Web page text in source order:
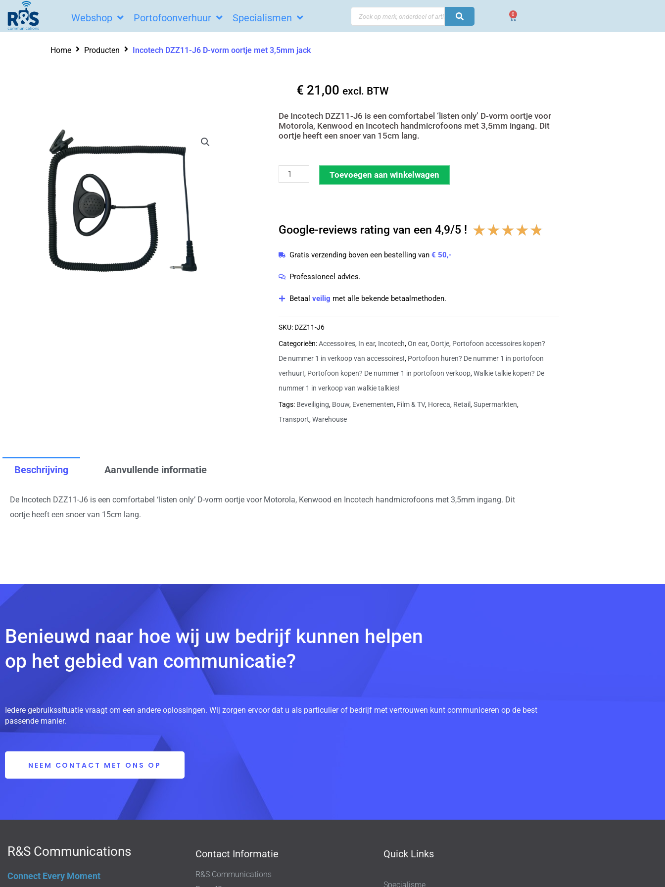
naar
Webshop Portofoonverhuur Specialismen
Search
...
0
Winkelwagen
Home Producten Incotech DZZ11-J6 D-vorm oortje met 3,5mm jack
€ 21,00 excl. BTW
De Incotech DZZ11-J6 is een comfortabel ‘listen only’ D-vorm oortje voor
Motorola, Kenwood en Incotech handmicrofoons met 3,5mm ingang. Dit
oortje heeft een snoer van 15cm lang.
Incotech
vorm
met
3,5mm
Toevoegen aan winkelwagen
Google-reviews rating van een 4,9/5 ! ★★★★★
Gratis verzending boven een bestelling van€ 50,-
Professioneel advies.
Betaalveilig met alle bekende betaalmethoden.
SKU: DZZ11-J6
Categorieën:Accessoires, In ear, Incotech,On ear,Oortje, Portofoon accessoires kopen?
De nummer 1 in verkoop van accessoires!, Portofoon huren? De nummer 1 in portofoon
verhuur!, Portofoon kopen? De nummer 1 in portofoon verkoop,Walkie talkie kopen? De
nummer 1 in verkoop van walkie talkies!
Tags: Beveiliging, Bouw, Evenementen, Film & TV, Horeca, Retail,Supermarkten,
Transport,Warehouse
Beschrijving Aanvullende informatie
De Incotech DZZ11-J6 is een comfortabel ‘listen only’ D-vorm oortje voor Motorola, Kenwood en Incotech handmicrofoons met 3,5mm ingang. Dit
oortje heeft een snoer van 15cm lang.
Benieuwd naar hoe wij uw bedrijf kunnen helpen
op het gebied van communicatie?
Iedere gebruikssituatie vraagt om een andere oplossingen. Wij zorgen ervoor dat u als particulier of bedrijf met vertrouwen kunt communiceren op de best
passende manier.
NEEM CONTACT MET ONS OP
R&S Communications
Connect Every Moment
Contact Informatie
R&S Communications
Quick Links
Specialisme